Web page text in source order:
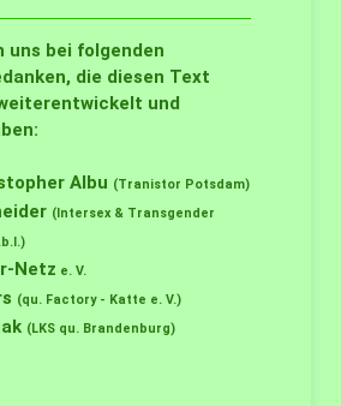
uns bei folgenden
die diesen Text
und
Albu (Tranistor Potsdam)
(Intersex & Transgender
Netz e. V.
(qu. Factory - Katte e. V.)
(LKS qu. Brandenburg)